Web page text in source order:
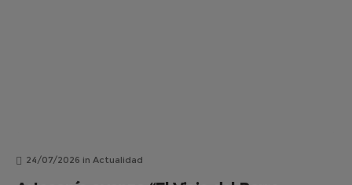
24/07/2026 in Actualidad